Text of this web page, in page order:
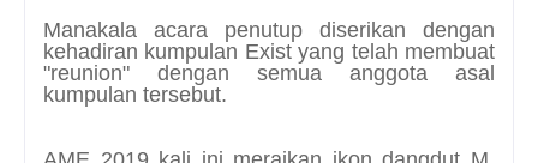
Manakala acara penutup diserikan dengan
kehadiran kumpulan Exist yang telah membuat
"reunion" dengan semua anggota asal
kumpulan tersebut.